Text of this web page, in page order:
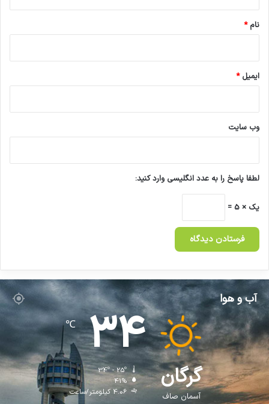
نام*
ایمیل*
وب‌ سایت
لطفا پاسخ را به عدد انگلیسی وارد کنید:
یک × 5 =
آب و هوا
گرگان
آسمان صاف
34
℃
34º - 25º
41%
4.06 کیلومتر/ساعت